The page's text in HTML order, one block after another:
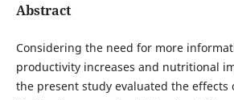
Abstract
Considering the need for more
productivity increases and nutritional
the present study evaluated the effects